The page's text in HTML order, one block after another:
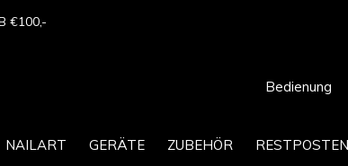
NAILART GERÄTE ZUBEHÖR RESTPOSTEN
Bedienung
€100,-